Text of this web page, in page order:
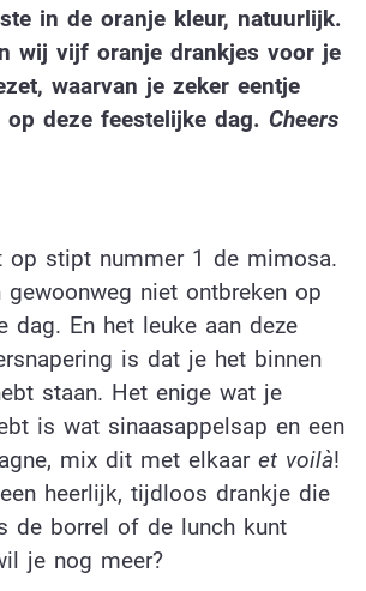
in de oranje kleur, natuurlijk.
wij vijf oranje drankjes voor je
waarvan je zeker eentje
op deze feestelijke dag. Cheers
op stipt nummer 1 de mimosa.
gewoonweg niet ontbreken op
dag. En het leuke aan deze
is dat je het binnen
staan. Het enige wat je
is wat sinaasappelsap en een
mix dit met elkaaret voilà!
heerlijk, tijdloos drankje die
de borrel of de lunch kunt
je nog meer?